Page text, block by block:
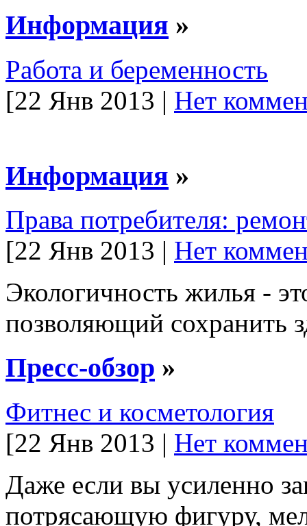
Информация »
Работа и беременность
[22 Янв 2013 | Нет
Информация »
Права потребителя:
[22 Янв 2013 | Нет
Экологичность жилья -
позволяющий сохранить
Пресс-обзор »
Фитнес и косметология
[22 Янв 2013 | Нет
Даже если вы усиленно
потрясающую фигуру,